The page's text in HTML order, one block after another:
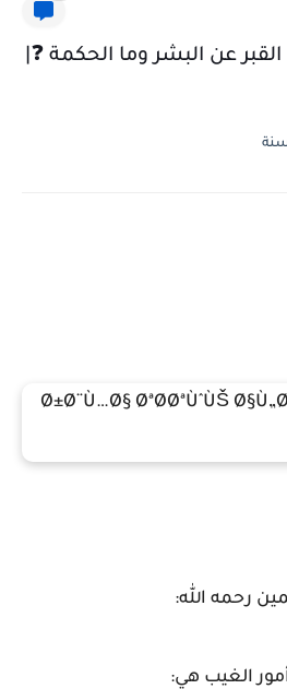
عن البشر وما الحكمة ❓|
رحمه الله:
الغيب هي: